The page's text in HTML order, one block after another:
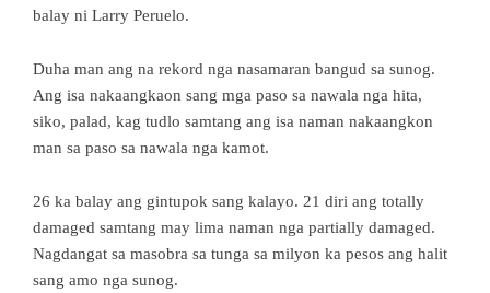
balay ni Larry Peruelo.
Duha man ang na rekord nga nasamaran bangud sa sunog.
Ang isa nakaangkaon sang mga paso sa nawala nga hita,
siko, palad, kag tudlo samtang ang isa naman nakaangkon
man sa paso sa nawala nga kamot.
26 ka balay ang gintupok sang kalayo. 21 diri ang totally
damaged samtang may lima naman nga partially damaged.
Nagdangat sa masobra sa tunga sa milyon ka pesos ang halit
sang amo nga sunog.